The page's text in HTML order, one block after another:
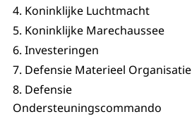
4. Koninklijke Luchtmacht
5. Koninklijke Marechaussee
6. Investeringen
7. Defensie Materieel Organisatie
8. Defensie
Ondersteuningscommando